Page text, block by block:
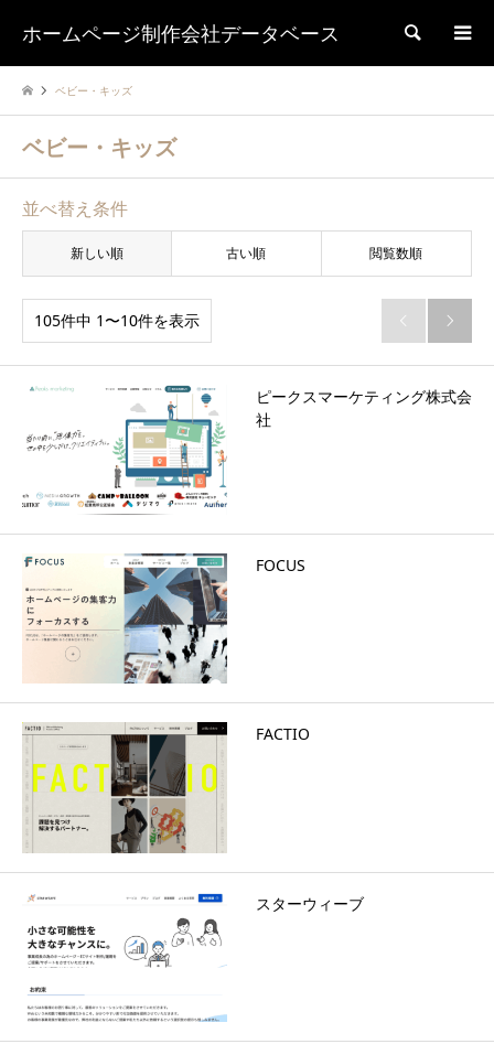
ホームページ制作会社データベース 検索
ベビー・キッズ
ベビー・キッズ
並べ替え条件
新しい順 古い順 閲覧数順
105件中 1〜10件を表示  
ピークスマーケティング株式会
社
FOCUS
FACTIO
スターウィーブ